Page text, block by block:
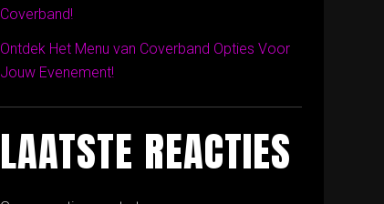
Coverband!
Ontdek Het Menu van Coverband Opties Voor
Jouw Evenement!
LAATSTE REACTIES